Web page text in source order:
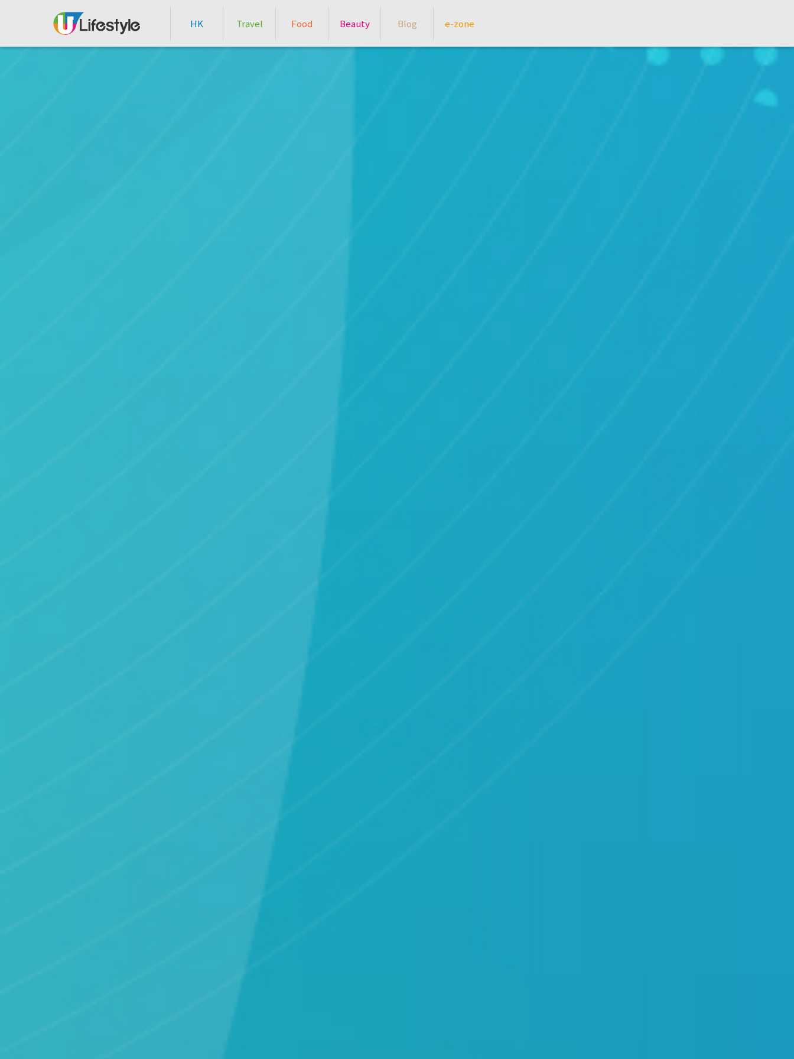
HK Travel Food Beauty Blog e-zone